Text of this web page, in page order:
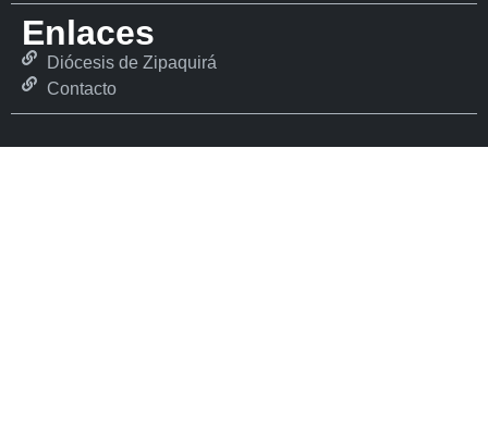
Enlaces
Diócesis de Zipaquirá
Contacto